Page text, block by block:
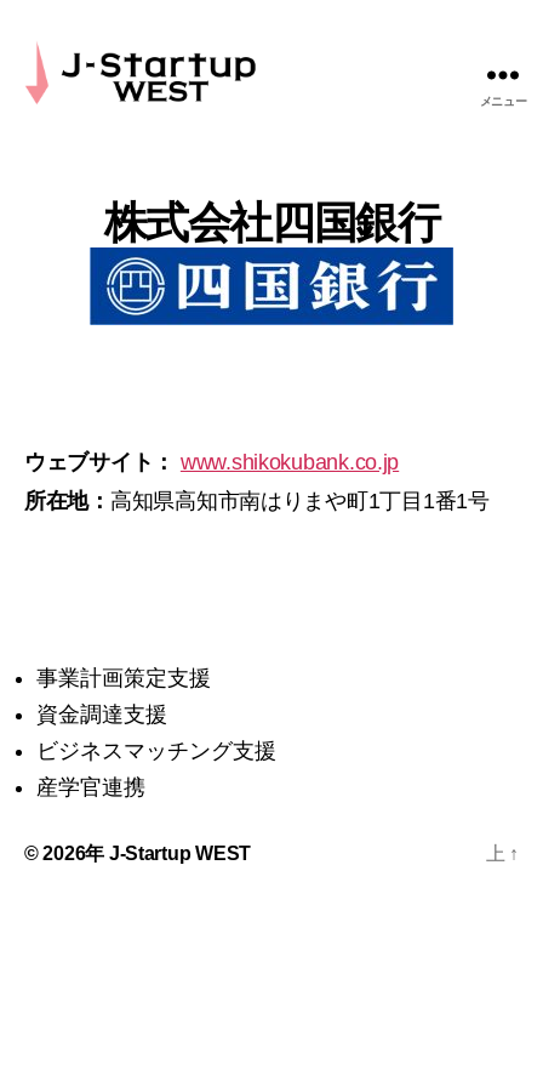
メニュー
株式会社四国銀行
ウェブサイト： www.shikokubank.co.jp
所在地： 高知県高知市南はりまや町1丁目1番1号
事業計画策定支援
資金調達支援
ビジネスマッチング支援
産学官連携
© 2026年 J-Startup WEST 上 ↑